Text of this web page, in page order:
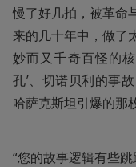
慢了好几拍，被革命
来的几十年中，做了
妙而又千奇百怪的
孔’、切诺贝利的事
哈萨克斯坦引爆的那
“您的故事逻辑有些